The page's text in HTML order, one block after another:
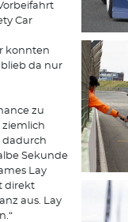
Car
konnten
da nur
zu
dadurch
Sekunde
Lay
direkt
aus. Lay